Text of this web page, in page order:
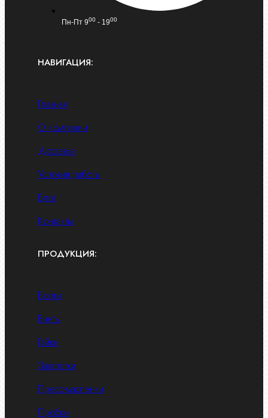
Пн-Пт 900 - 1900
НАВИГАЦИЯ:
Главная
О компании
Доставка
Условия работы
Блог
Контакты
ПРОДУКЦИЯ:
Болты
Винты
Гайки
Заклепки
Пресс-масленки
Пробки